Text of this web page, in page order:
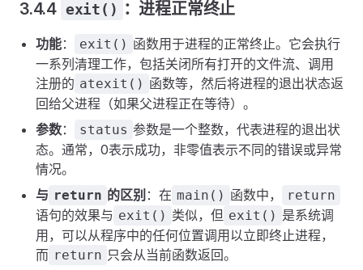
3.4.4 exit() ：进程正常终止
功能： exit() 函数用于进程的正常终止。它会执行
一系列清理工作，包括关闭所有打开的文件流、调用
注册的 atexit() 函数等，然后将进程的退出状态返
回给父进程（如果父进程正在等待）。
参数： status 参数是一个整数，代表进程的退出状
态。通常，0表示成功，非零值表示不同的错误或异常
情况。
与 return 的区别 ：在 main() 函数中， return
语句的效果与 exit() 类似，但 exit() 是系统调
用，可以从程序中的任何位置调用以立即终止进程，
而 return 只会从当前函数返回。